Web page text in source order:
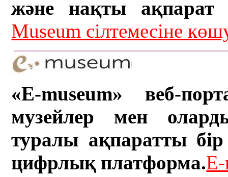
және нақты ақпарат
Museum сілтемесіне
«E-museum» веб-
музейлер мен
туралы ақпаратты бір
цифрлық платформа.